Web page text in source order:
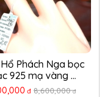
Phách Nga bọc
925 mạ vàng
NHP230311-12
đ 8,600,000 đ